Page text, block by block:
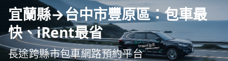
宜蘭縣→台中市豐原區：包車最
快、iRent最省
長途跨縣市包車網路預約平台